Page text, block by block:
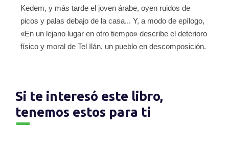
Kedem, y más tarde el joven árabe, oyen ruidos de
picos y palas debajo de la casa... Y, a modo de epílogo,
«En un lejano lugar en otro tiempo» describe el deterioro
físico y moral de Tel Ilán, un pueblo en descomposición.
Si te interesó este libro,
tenemos estos para ti